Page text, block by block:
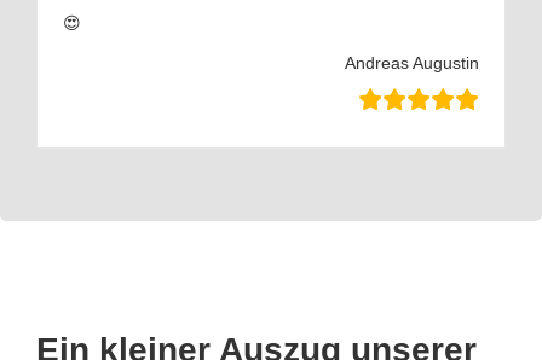
😍
Andreas Augustin
Ein kleiner Auszug unserer